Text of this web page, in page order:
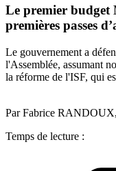
Le premier budget
premières passes
Le gouvernement a
l'Assemblée, assumant
la réforme de l'ISF, qui
Par Fabrice
Temps de lecture :